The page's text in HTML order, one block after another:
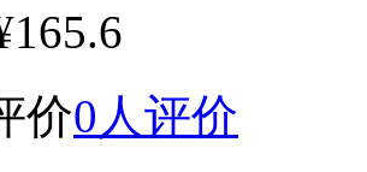
价0人评价